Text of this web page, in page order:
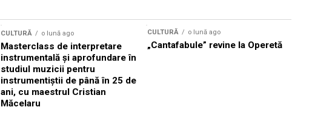
CULTURĂ o lună ago
Masterclass de interpretare
instrumentală și aprofundare în
studiul muzicii pentru
instrumentiștii de până în 25 de
ani, cu maestrul Cristian
Măcelaru
CULTURĂ o lună ago
„Cantafabule” revine la Operetă